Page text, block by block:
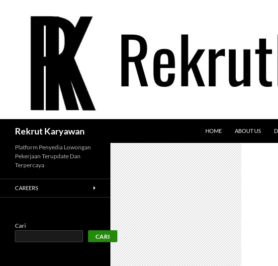
Rekrut Karyawan HOME ABOUT US
Platform Penyedia Lowongan
Pekerjaan Terupdate Dan
Terpercaya
CAREERS
Cari
CARI